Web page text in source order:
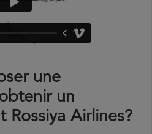
une
un
Rossiya Airlines?